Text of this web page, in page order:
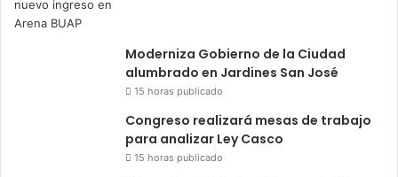
Moderniza Gobierno de la Ciudad
alumbrado en Jardines San José
15 horas publicado
Congreso realizará mesas de trabajo
para analizar Ley Casco
15 horas publicado